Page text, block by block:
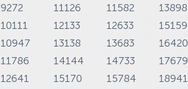
9272 11126 11582
13898
10111 12133 12633
15159
10947 13138 13683
16420
11786 14144 14733
17679
12641 15170 15784
18941